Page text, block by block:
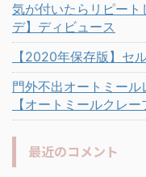
気が付いたらリピー
デ】ディビュース
【2020年保存版】セ
門外不出オートミー
【オートミールクレー
最近のコメント